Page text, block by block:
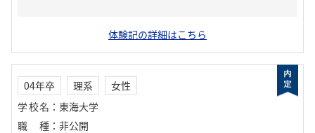
体験記の詳細はこちら
04年卒 理系
女性
学校名 ： 東海大学
職種 ： 非公開